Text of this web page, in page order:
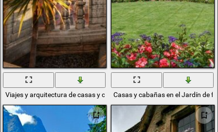
Viajes y arquitectura de casas y cabañas contra el cielo
Casas y cabañas en el Jardín de